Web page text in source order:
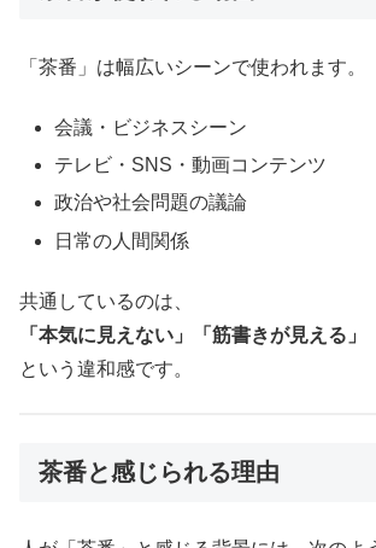
「茶番」は幅広いシーンで使われます。
会議・ビジネスシーン
テレビ・SNS・動画コンテンツ
政治や社会問題の議論
日常の人間関係
共通しているのは、
「本気に見えない」「筋書きが見える」
という違和感です。
茶番と感じられる理由